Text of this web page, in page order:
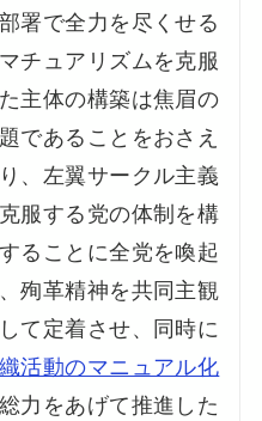
署で全力を尽くせる
チュアリズムを克服
主体の構築は焦眉の
であることをおさえ
、左翼サークル主義
服する党の体制を構
ることに全党を喚起
殉革精神を共同主観
て定着させ、同時に
活動のマニュアル化
力をあげて推進した